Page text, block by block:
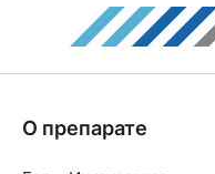
О препарате